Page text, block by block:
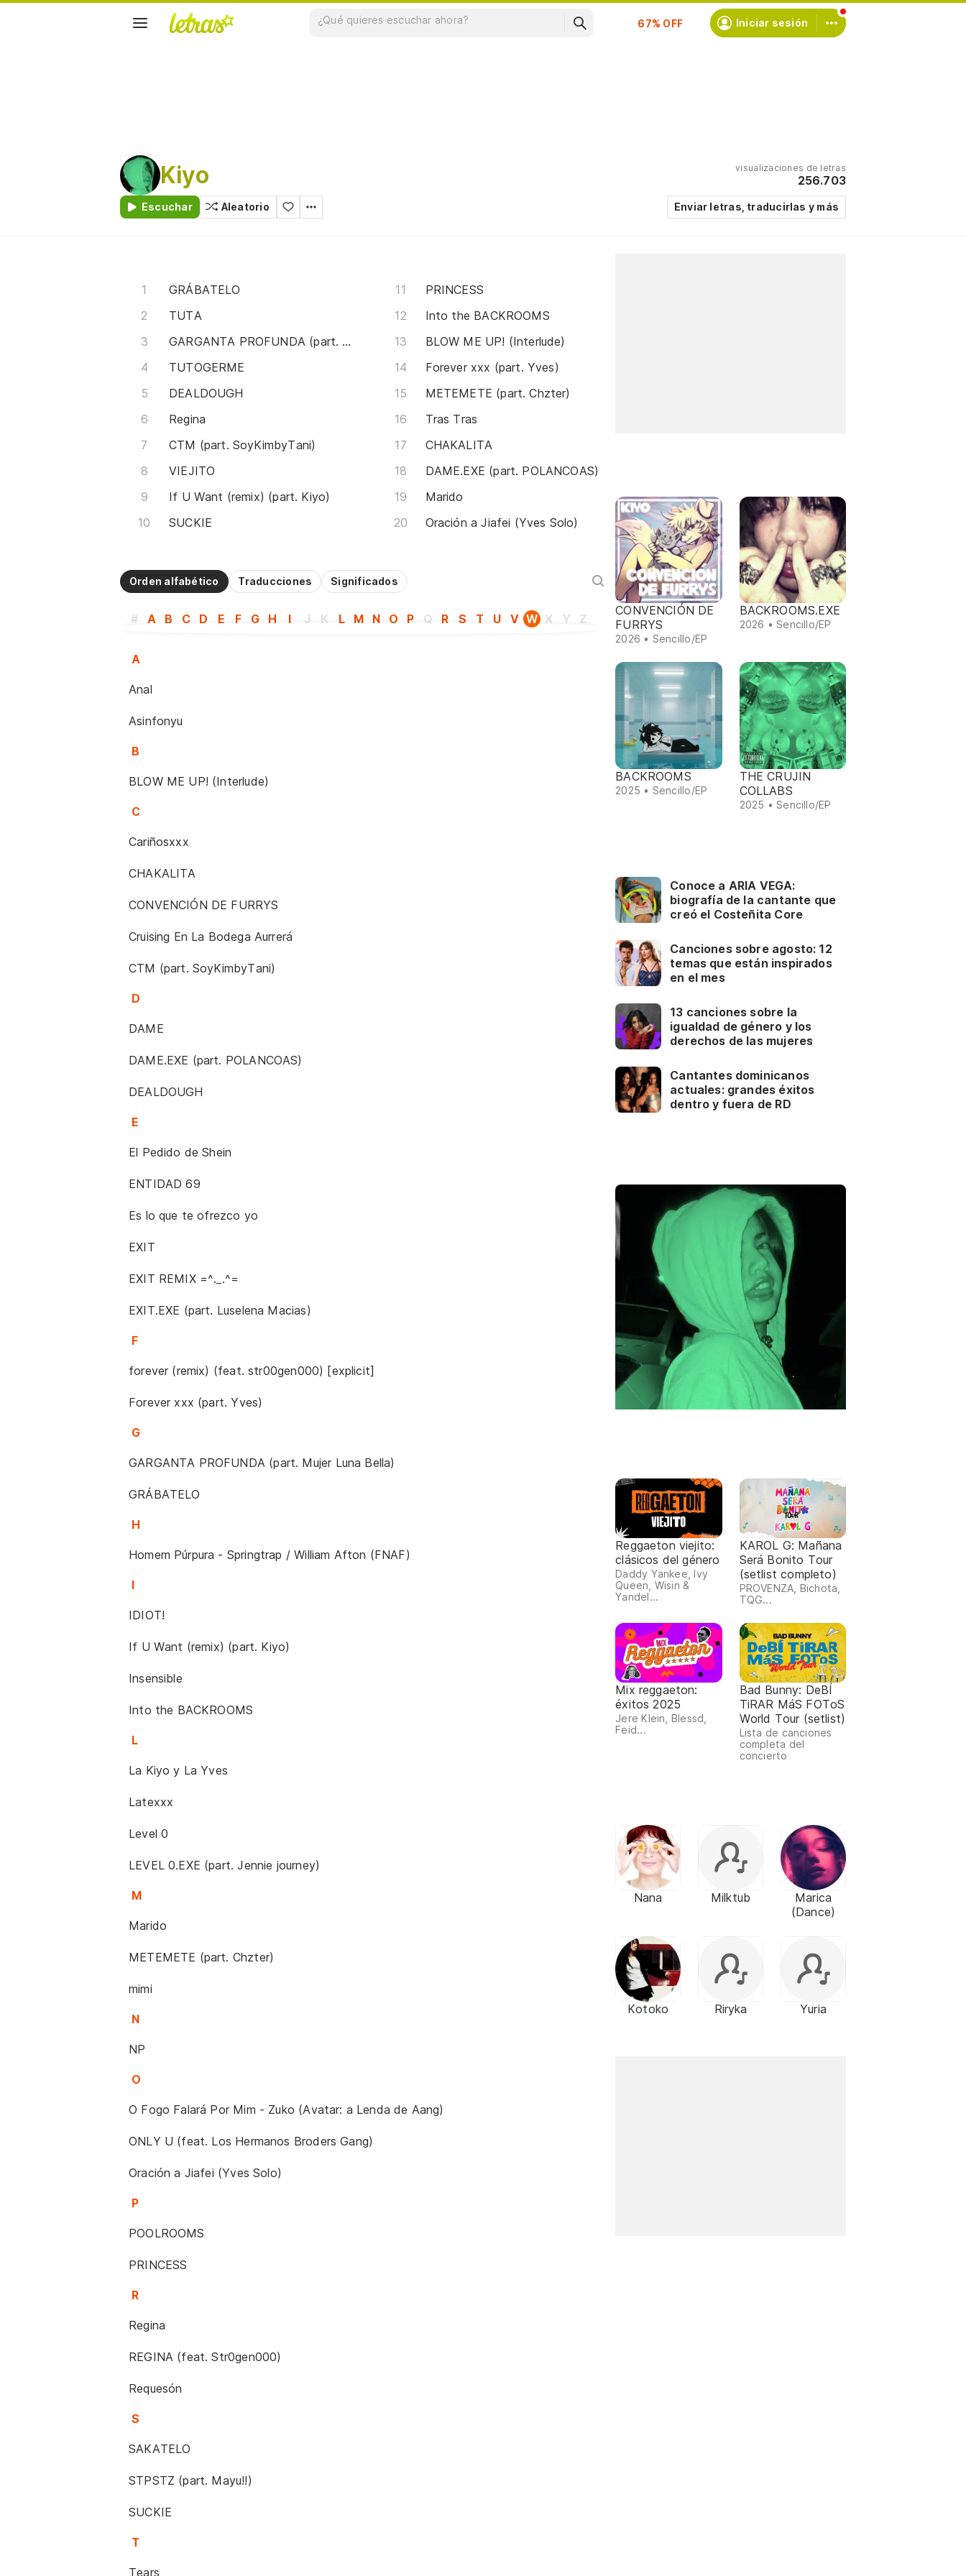
Suscríbete Iniciar sesión
Kiyo
Escuchar Aleatorio
visualizaciones de letras
256.703
Enviar letras, traducirlas y más
GRÁBATELO
TUTA
GARGANTA PROFUNDA (part. Mujer Luna Bella)
TUTOGERME
DEALDOUGH
Regina
CTM (part. SoyKimbyTani)
VIEJITO
If U Want (remix) (part. Kiyo)
SUCKIE
PRINCESS
Into the BACKROOMS
BLOW ME UP! (Interlude)
Forever xxx (part. Yves)
METEMETE (part. Chzter)
Tras Tras
CHAKALITA
DAME.EXE (part. POLANCOAS)
Marido
Oración a Jiafei (Yves Solo)
Orden alfabético Traducciones Significados
# A B C D E F G H I J K L M N O P Q R S T U V W X Y Z
A
Anal
Asinfonyu
B
BLOW ME UP! (Interlude)
C
Cariñosxxx
CHAKALITA
CONVENCIÓN DE FURRYS
Cruising En La Bodega Aurrerá
CTM (part. SoyKimbyTani)
D
DAME
DAME.EXE (part. POLANCOAS)
DEALDOUGH
E
El Pedido de Shein
ENTIDAD 69
Es lo que te ofrezco yo
EXIT
EXIT REMIX =^._.^=
EXIT.EXE (part. Luselena Macias)
F
forever (remix) (feat. str00gen000) [explicit]
Forever xxx (part. Yves)
G
GARGANTA PROFUNDA (part. Mujer Luna Bella)
GRÁBATELO
H
Homem Púrpura - Springtrap / William Afton (FNAF)
I
IDIOT!
If U Want (remix) (part. Kiyo)
Insensible
Into the BACKROOMS
L
La Kiyo y La Yves
Latexxx
Level 0
LEVEL 0.EXE (part. Jennie journey)
M
Marido
METEMETE (part. Chzter)
mimi
N
NP
O
O Fogo Falará Por Mim - Zuko (Avatar: a Lenda de Aang)
ONLY U (feat. Los Hermanos Broders Gang)
Oración a Jiafei (Yves Solo)
P
POOLROOMS
PRINCESS
R
Regina
REGINA (feat. Str0gen000)
Requesón
S
SAKATELO
STPSTZ (part. Mayu!!)
SUCKIE
T
Tears
CONVENCIÓN DE
FURRYS
2026 • Sencillo/EP
BACKROOMS.EXE
2026 • Sencillo/EP
BACKROOMS
2025 • Sencillo/EP
THE CRUJIN
COLLABS
2025 • Sencillo/EP
Conoce a ARIA VEGA:
biografía de la cantante que
creó el Costeñita Core
Canciones sobre agosto: 12
temas que están inspirados
en el mes
13 canciones sobre la
igualdad de género y los
derechos de las mujeres
Cantantes dominicanos
actuales: grandes éxitos
dentro y fuera de RD
Reggaeton viejito:
clásicos del género
Daddy Yankee, Ivy
Queen, Wisin &
Yandel...
KAROL G: Mañana
Será Bonito Tour
(setlist completo)
PROVENZA, Bichota,
TQG...
Mix reggaeton:
éxitos 2025
Jere Klein, Blessd,
Feid...
Bad Bunny: DeBÍ
TiRAR MáS FOToS
World Tour (setlist)
Lista de canciones
completa del
concierto
Nana Milktub
Marica
(Dance)
Kotoko Riryka Yuria